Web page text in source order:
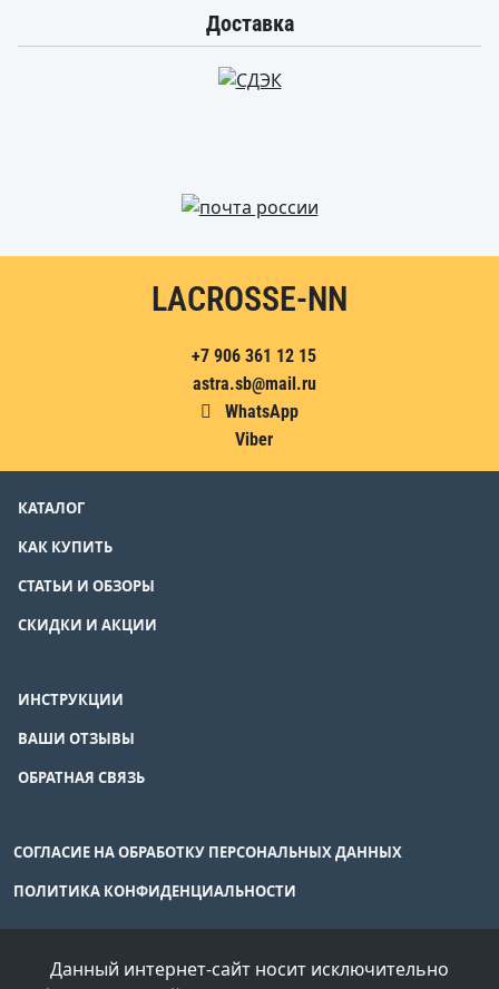
Доставка
LACROSSE-NN
+7 906 361 12 15
astra.sb@mail.ru
WhatsApp
Viber
КАТАЛОГ
КАК КУПИТЬ
СТАТЬИ И ОБЗОРЫ
СКИДКИ И АКЦИИ
ИНСТРУКЦИИ
ВАШИ ОТЗЫВЫ
ОБРАТНАЯ СВЯЗЬ
СОГЛАСИЕ НА ОБРАБОТКУ ПЕРСОНАЛЬНЫХ ДАННЫХ
ПОЛИТИКА КОНФИДЕНЦИАЛЬНОСТИ
Данный интернет-сайт носит исключительно